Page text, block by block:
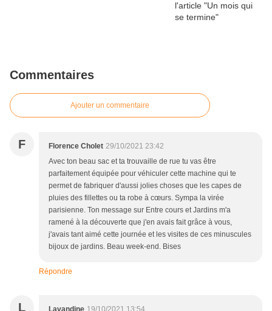
Commentaires
Ajouter un commentaire
F Florence Cholet 29/10/2021 23:42
Avec ton beau sac et ta trouvaille de rue tu vas être
parfaitement équipée pour véhiculer cette machine qui te
permet de fabriquer d'aussi jolies choses que les capes de
pluies des fillettes ou ta robe à cœurs. Sympa la virée
parisienne. Ton message sur Entre cours et Jardins m'a
ramené à la découverte que j'en avais fait grâce à vous,
j'avais tant aimé cette journée et les visites de ces minuscules
bijoux de jardins. Beau week-end. Bises
Répondre
L Lavandine 19/10/2021 13:54